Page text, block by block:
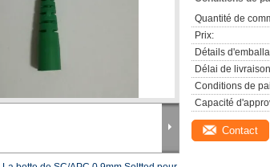
Quantité de
Prix:
Détails
Délai de
Conditions de
Capacité
Contact